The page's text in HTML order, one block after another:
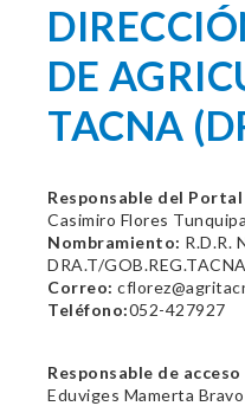
DE
TACNA
Responsable del
Casimiro Flores Tunquipa
Nombramiento: R.D.R.
DRA.T/GOB.REG.TACNA
Correo:
Teléfono:052-427927
Responsable de
Eduviges Mamerta